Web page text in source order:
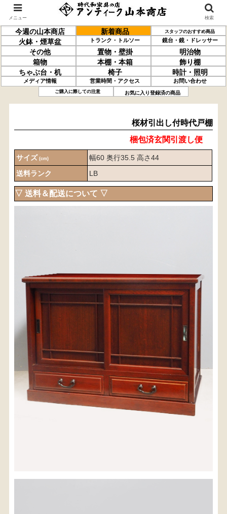
今週の山本商店 新着商品 スタッフのおすすめ商品
火鉢・煙草盆 トランク・トルソー 鏡台・鏡・ドレッサー
その他 置物・壁掛
明治物
箱物
本棚・本箱
飾り棚
ちゃぶ台・机
椅子 時計・照明
メディア情報 営業時間・アクセス お問い合わせ
ご購入に際しての注意 お気に入り登録済の商品
引出し付時代戸棚
桜材引出し付時代戸棚
梱包済玄関引渡し便
サイズ (cm)
幅60 奥行35.5 高さ44
送料ランク
LB
▽ 送料＆配送について ▽
・ご購入手続きを進める途中で「宅急便」を選択いた
だくと、自動的に送料が加算されます。
・配送についての詳細は、こちら→
【送料を確認する】
お届け先、送料ランクを選択する事で送料が表
お届け先
送料ランク
メニュー 検索